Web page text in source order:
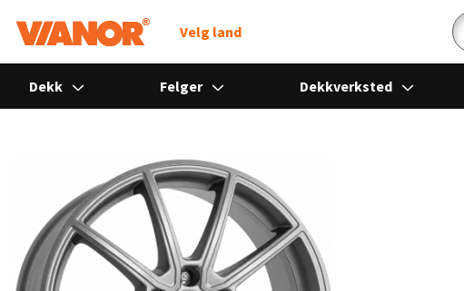
Velg land
Dekk Felger Dekkverksted